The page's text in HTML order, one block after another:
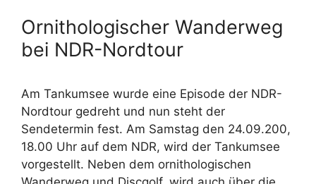
Ornithologischer Wanderweg
bei NDR-Nordtour
Am Tankumsee wurde eine Episode der NDR-
Nordtour gedreht und nun steht der
Sendetermin fest. Am Samstag den 24.09.200,
18.00 Uhr auf dem NDR, wird der Tankumsee
vorgestellt. Neben dem ornithologischen